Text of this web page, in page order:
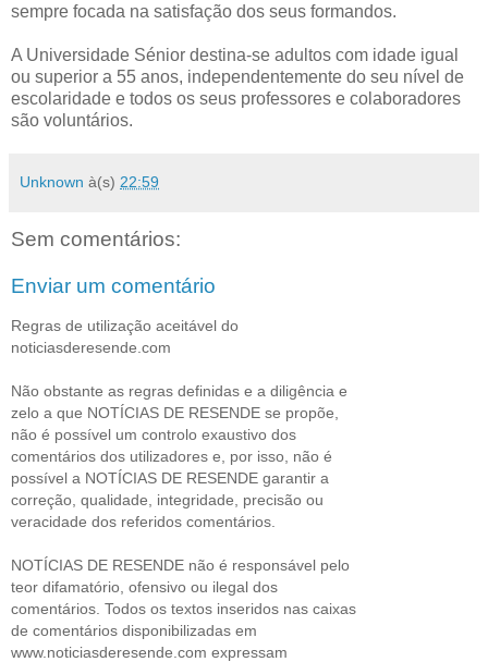
sempre focada na satisfação dos seus formandos.
A Universidade Sénior destina-se adultos com idade igual
ou superior a 55 anos, independentemente do seu nível de
escolaridade e todos os seus professores e colaboradores
são voluntários.
Unknown à(s) 22:59
Sem comentários:
Enviar um comentário
Regras de utilização aceitável do
noticiasderesende.com
Não obstante as regras definidas e a diligência e
zelo a que NOTÍCIAS DE RESENDE se propõe,
não é possível um controlo exaustivo dos
comentários dos utilizadores e, por isso, não é
possível a NOTÍCIAS DE RESENDE garantir a
correção, qualidade, integridade, precisão ou
veracidade dos referidos comentários.
NOTÍCIAS DE RESENDE não é responsável pelo
teor difamatório, ofensivo ou ilegal dos
comentários. Todos os textos inseridos nas caixas
de comentários disponibilizadas em
www.noticiasderesende.com expressam